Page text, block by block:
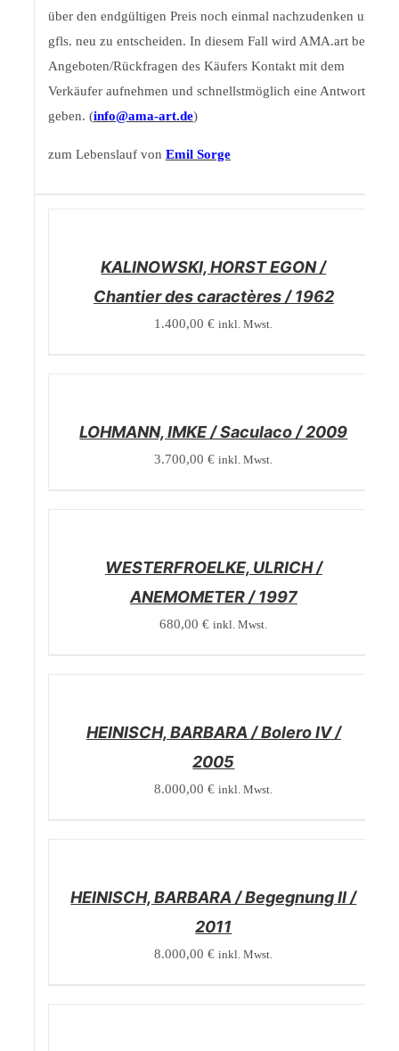
über den endgültigen Preis noch einmal nachzudenken und
gfls. neu zu entscheiden. In diesem Fall wird AMA.art bei
Angeboten/Rückfragen des Käufers Kontakt mit dem
Verkäufer aufnehmen und schnellstmöglich eine Antwort
geben. (info@ama-art.de)
zum Lebenslauf von Emil Sorge
KALINOWSKI, HORST EGON /
Chantier des caractères / 1962
1.400,00€ inkl. Mwst.
LOHMANN, IMKE / Saculaco / 2009
3.700,00€ inkl. Mwst.
WESTERFROELKE, ULRICH /
ANEMOMETER / 1997
680,00€ inkl. Mwst.
HEINISCH, BARBARA / Bolero IV /
2005
8.000,00€ inkl. Mwst.
HEINISCH, BARBARA / Begegnung II /
2011
8.000,00€ inkl. Mwst.